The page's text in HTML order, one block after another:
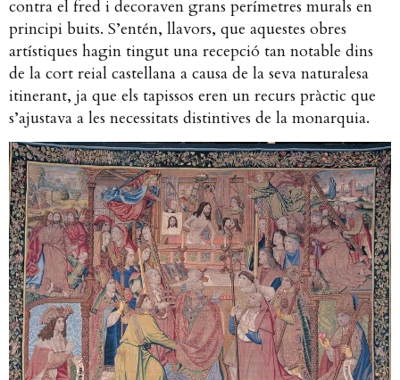
contra el fred i decoraven grans perímetres murals en
principi buits. S’entén, llavors, que aquestes obres
artístiques hagin tingut una recepció tan notable dins
de la cort reial castellana a causa de la seva naturalesa
itinerant, ja que els tapissos eren un recurs pràctic que
s’ajustava a les necessitats distintives de la monarquia.